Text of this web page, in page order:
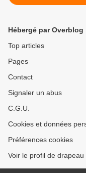
Hébergé par Overblog
Top articles
Pages
Contact
Signaler un abus
C.G.U.
Cookies et données
Préférences cookies
Voir le profil de